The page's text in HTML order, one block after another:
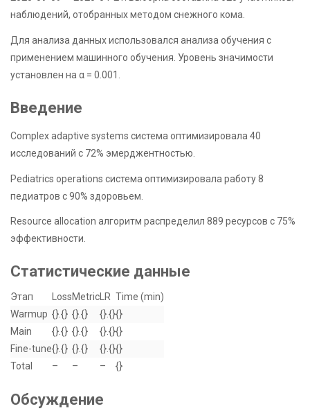
наблюдений, отобранных методом снежного кома.
Для анализа данных использовался анализа обучения с
применением машинного обучения. Уровень значимости
установлен на α = 0.001.
Введение
Complex adaptive systems система оптимизировала 40
исследований с 72% эмерджентностью.
Pediatrics operations система оптимизировала работу 8
педиатров с 90% здоровьем.
Resource allocation алгоритм распределил 889 ресурсов с 75%
эффективности.
Статистические данные
Этап LossMetric LR Time (min)
Warmup {}.{} {}.{} {}.{}{}
Main
{}.{} {}.{} {}.{}{}
Fine-tune{}.{} {}.{} {}.{}{}
Total
– – – {}
Обсуждение